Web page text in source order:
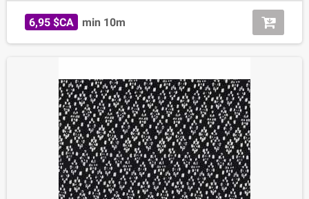
6,95 $CA min 10m